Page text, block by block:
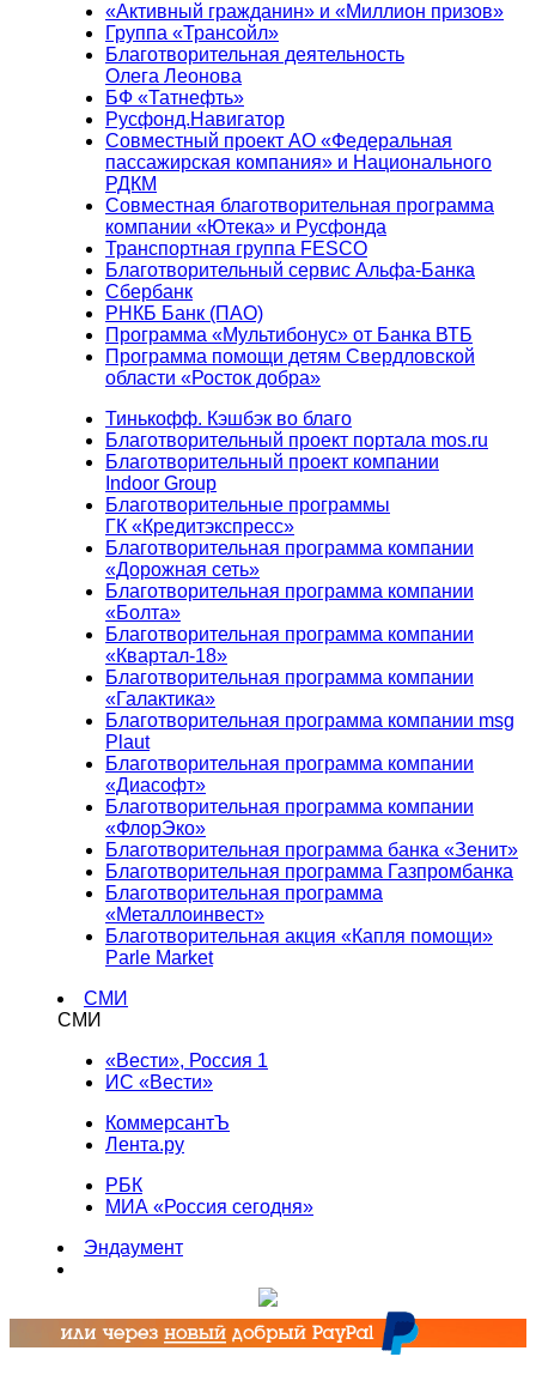
«Активный гражданин» и «Миллион призов»
Группа «Трансойл»
Благотворительная деятельность
Олега Леонова
БФ «Татнефть»
Русфонд.Навигатор
Совместный проект АО «Федеральная
пассажирская компания» и Национального
РДКМ
Совместная благотворительная программа
компании «Ютека» и Русфонда
Транспортная группа FESCO
Благотворительный сервис Альфа-Банка
Сбербанк
РНКБ Банк (ПАО)
Программа «Мультибонус» от Банка ВТБ
Программа помощи детям Свердловской
области «Росток добра»
Тинькофф. Кэшбэк во благо
Благотворительный проект портала mos.ru
Благотворительный проект компании
Indoor Group
Благотворительные программы
ГК «Кредитэкспресс»
Благотворительная программа компании
«Дорожная сеть»
Благотворительная программа компании
«Болта»
Благотворительная программа компании
«Квартал-18»
Благотворительная программа компании
«Галактика»
Благотворительная программа компании msg
Plaut
Благотворительная программа компании
«Диасофт»
Благотворительная программа компании
«ФлорЭко»
Благотворительная программа банка «Зенит»
Благотворительная программа Газпромбанка
Благотворительная программа
«Металлоинвест»
Благотворительная акция «Капля помощи»
Parle Market
СМИ
СМИ
«Вести», Россия 1
ИС «Вести»
КоммерсантЪ
Лента.ру
РБК
МИА «Россия сегодня»
Эндаумент